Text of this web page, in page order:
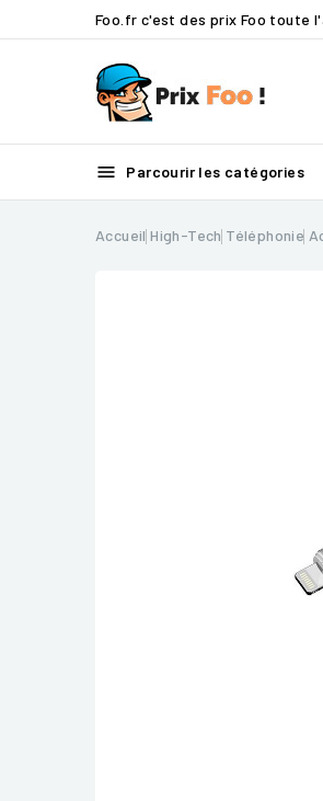
Foo.fr c'est des prix Foo toute
 Parcourir les catégories
Accueil High-Tech Téléphonie